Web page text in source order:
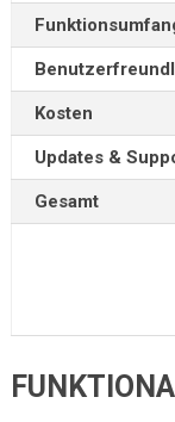
Kosten
Updates &
Gesamt